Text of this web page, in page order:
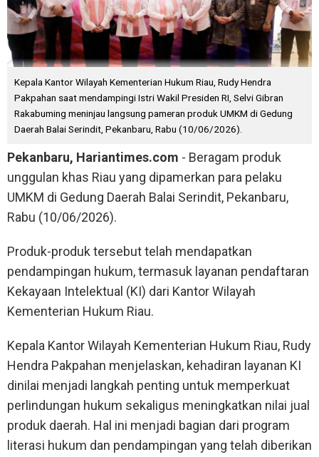
Kepala Kantor Wilayah Kementerian Hukum Riau, Rudy Hendra
Pakpahan saat mendampingi Istri Wakil Presiden RI, Selvi Gibran
Rakabuming meninjau langsung pameran produk UMKM di Gedung
Daerah Balai Serindit, Pekanbaru, Rabu (10/06/2026).
Pekanbaru, Hariantimes.com - Beragam produk
unggulan khas Riau yang dipamerkan para pelaku
UMKM di Gedung Daerah Balai Serindit, Pekanbaru,
Rabu (10/06/2026).
Produk-produk tersebut telah mendapatkan
pendampingan hukum, termasuk layanan pendaftaran
Kekayaan Intelektual (KI) dari Kantor Wilayah
Kementerian Hukum Riau.
Kepala Kantor Wilayah Kementerian Hukum Riau, Rudy
Hendra Pakpahan menjelaskan, kehadiran layanan KI
dinilai menjadi langkah penting untuk memperkuat
perlindungan hukum sekaligus meningkatkan nilai jual
produk daerah. Hal ini menjadi bagian dari program
literasi hukum dan pendampingan yang telah diberikan